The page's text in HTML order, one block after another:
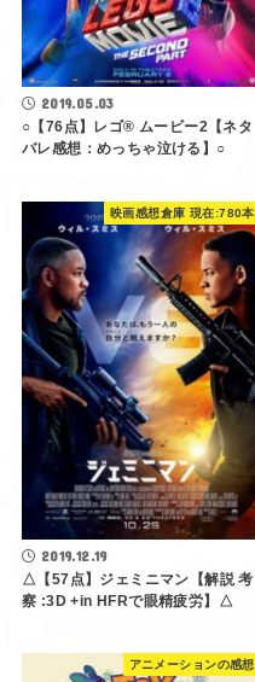
2019.05.03
○【76点】レゴ® ムービー2【ネタ
バレ感想：めっちゃ泣ける】○
映画感想倉庫 現在:780本
2019.12.19
△【57点】ジェミニマン【解説 考
察 :3D +in HFRで眼精疲労】△
アニメーションの感想